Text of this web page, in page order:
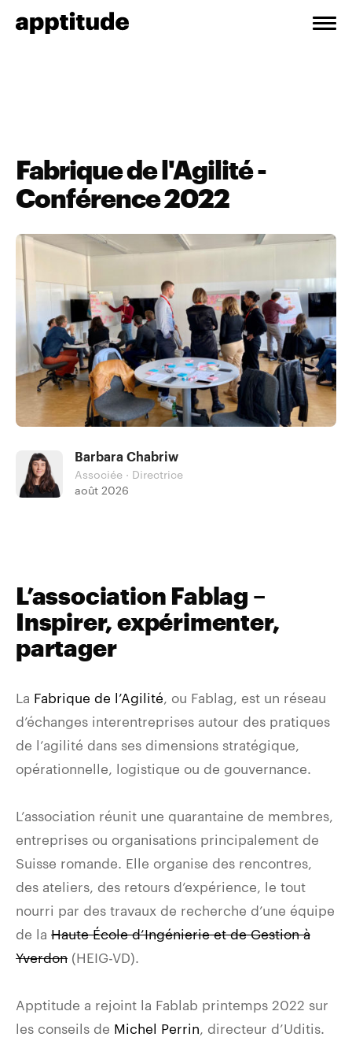
Fabrique de l'Agilité -
Conférence 2022
Barbara Chabriw
Associée · Directrice
août 2026
L’association Fablag –
Inspirer, expérimenter,
partager
La Fabrique de l’Agilité , ou Fablag, est un réseau
d’échanges interentreprises autour des pratiques
de l’agilité dans ses dimensions stratégique,
opérationnelle, logistique ou de gouvernance.
L’association réunit une quarantaine de membres,
entreprises ou organisations principalement de
Suisse romande. Elle organise des rencontres,
des ateliers, des retours d’expérience, le tout
nourri par des travaux de recherche d’une équipe
de la Haute École d’Ingénierie et de Gestion à
Yverdon (HEIG-VD).
Apptitude a rejoint la Fablab printemps 2022 sur
les conseils de Michel Perrin , directeur d’Uditis.